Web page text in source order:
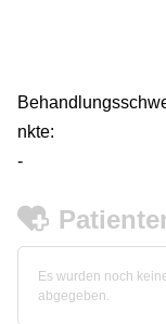
nkte:
-
Es wurden noch
abgegeben.